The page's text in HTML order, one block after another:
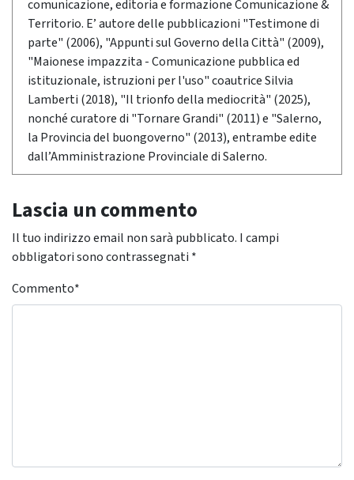
comunicazione, editoria e formazione Comunicazione &
Territorio. E’ autore delle pubblicazioni "Testimone di
parte" (2006), "Appunti sul Governo della Città" (2009),
"Maionese impazzita - Comunicazione pubblica ed
istituzionale, istruzioni per l'uso" coautrice Silvia
Lamberti (2018), "Il trionfo della mediocrità" (2025),
nonché curatore di "Tornare Grandi" (2011) e "Salerno,
la Provincia del buongoverno" (2013), entrambe edite
dall’Amministrazione Provinciale di Salerno.
Lascia un commento
Il tuo indirizzo email non sarà pubblicato. I campi
obbligatori sono contrassegnati *
Commento*